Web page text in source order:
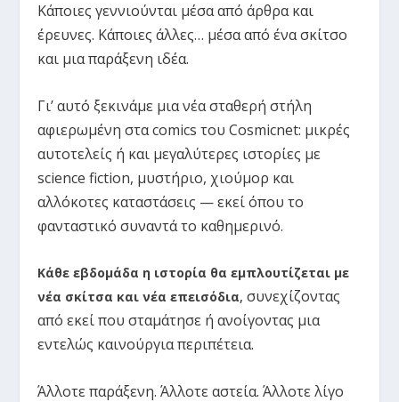
Κάποιες γεννιούνται μέσα από άρθρα και
έρευνες. Κάποιες άλλες… μέσα από ένα σκίτσο
και μια παράξενη ιδέα.
Γι’ αυτό ξεκινάμε μια νέα σταθερή στήλη
αφιερωμένη στα comics του Cosmicnet: μικρές
αυτοτελείς ή και μεγαλύτερες ιστορίες με
science fiction, μυστήριο, χιούμορ και
αλλόκοτες καταστάσεις — εκεί όπου το
φανταστικό συναντά το καθημερινό.
Κάθε εβδομάδα η ιστορία θα εμπλουτίζεται με
νέα σκίτσα και νέα επεισόδια, συνεχίζοντας
από εκεί που σταμάτησε ή ανοίγοντας μια
εντελώς καινούργια περιπέτεια.
Άλλοτε παράξενη. Άλλοτε αστεία. Άλλοτε λίγο